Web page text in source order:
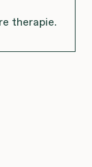
therapie.